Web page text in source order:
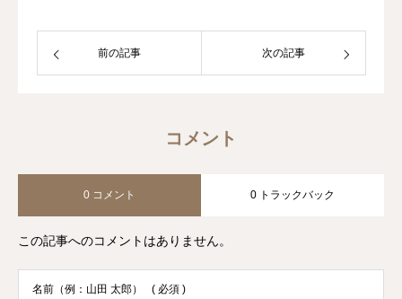
前の記事 次の記事
コメント
0 コメント 0 トラックバック
この記事へのコメントはありません。
名前（例：山田 太郎） ( 必須 )